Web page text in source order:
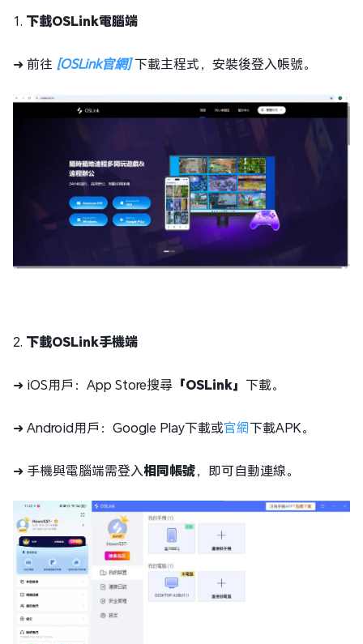
1. 下載OSLink電腦端
➜ 前往 [OSLink官網]下載主程式，安裝後登入帳號。
2. 下載OSLink手機端
➜ iOS用戶：App Store搜尋 「OSLink」 下載。
➜ Android用戶：Google Play下載或官網下載APK。
➜ 手機與電腦端需登入相同帳號，即可自動連線。